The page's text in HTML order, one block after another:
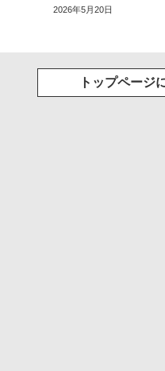
2026年5月20日
トップページ